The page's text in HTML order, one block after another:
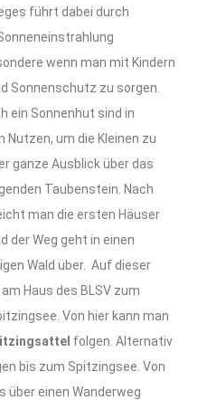
führt dabei durch
wenn man mit Kindern
Sonnenschutz zu sorgen.
ein Sonnenhut sind in
um die Kleinen zu
ganze Ausblick über das
Taubenstein. Nach
man die ersten Häuser
der Weg geht in einen
Wald über. Auf dieser
Haus des BLSV zum
Von hier kann man
folgen. Alternativ
bis zum Spitzingsee. Von
über einen Wanderweg